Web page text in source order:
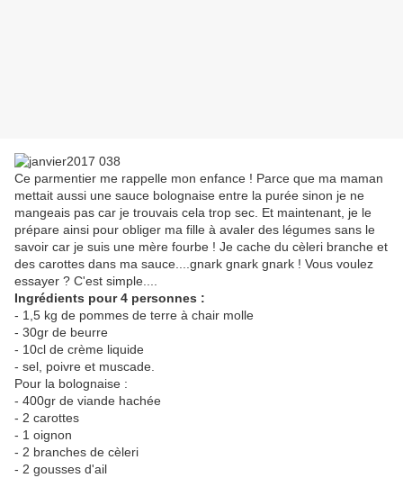
Ce parmentier me rappelle mon enfance ! Parce que ma maman
mettait aussi une sauce bolognaise entre la purée sinon je ne
mangeais pas car je trouvais cela trop sec. Et maintenant, je le
prépare ainsi pour obliger ma fille à avaler des légumes sans le
savoir car je suis une mère fourbe ! Je cache du cèleri branche et
des carottes dans ma sauce....gnark gnark gnark ! Vous voulez
essayer ? C'est simple....
Ingrédients pour 4 personnes :
- 1,5 kg de pommes de terre à chair molle
- 30gr de beurre
- 10cl de crème liquide
- sel, poivre et muscade.
Pour la bolognaise :
- 400gr de viande hachée
- 2 carottes
- 1 oignon
- 2 branches de cèleri
- 2 gousses d'ail